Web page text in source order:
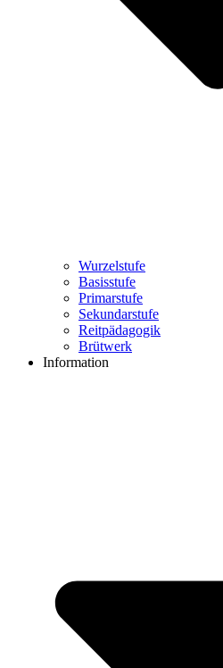
Wurzelstufe
Basisstufe
Primarstufe
Sekundarstufe
Reitpädagogik
Brütwerk
Information